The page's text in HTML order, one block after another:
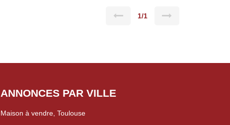
1/1
ANNONCES PAR VILLE
Maison à vendre, Toulouse